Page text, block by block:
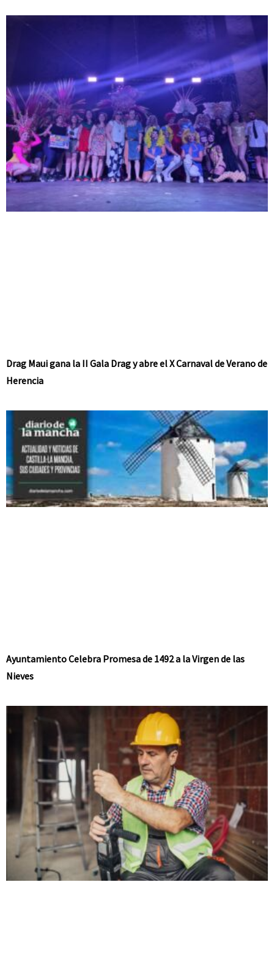
Drag Maui gana la II Gala Drag y abre el X Carnaval de Verano de
Herencia
Ayuntamiento Celebra Promesa de 1492 a la Virgen de las
Nieves